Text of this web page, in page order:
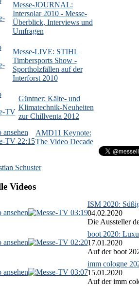
Messe-JOURNAL:
Intersolar 2010 - Messe-
Überblick, Interviews und
Umfragen
Messe-LIVE: STIHL
Timbersports Show -
Sportholzfällen auf der
Interforst 2010
Güntner: Kälte- und
Klimatechnik-Neuheiten
zur Chillventa 2012
22:15
AMD11 Keynote:
The Video Decade
Videos
03:19
ISM 2020:
04.02.2020
Die Aussteller
02:20
boot 2020:
17.01.2020
Auf der boot
03:07
imm cologne
15.01.2020
Auf der imm